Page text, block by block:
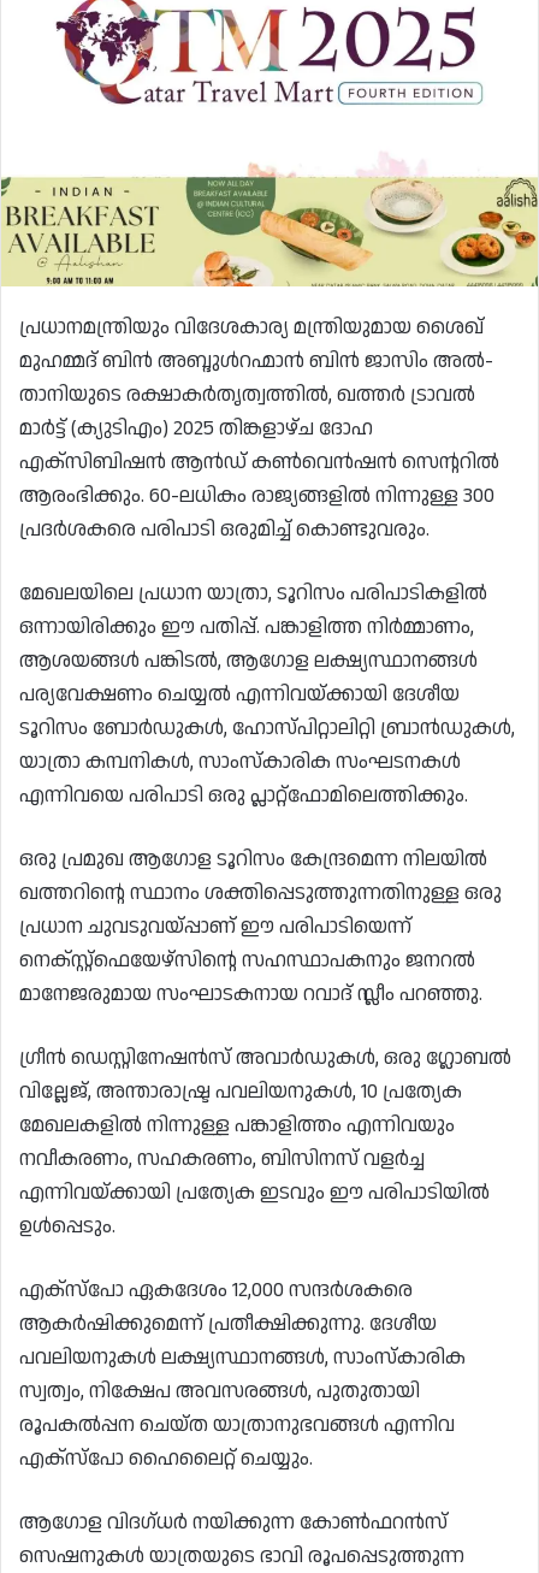
പ്രധാനമന്ത്രിയും വിദേശകാര്യ മന്ത്രിയുമായ ശൈഖ്
മുഹമ്മദ് ബിൻ അബ്ദുൾറഹ്മാൻ ബിൻ ജാസിം അൽ-
താനിയുടെ രക്ഷാകർതൃത്വത്തിൽ, ഖത്തർ ട്രാവൽ
മാർട്ട് (ക്യുടിഎം) 2025 തിങ്കളാഴ്ച ദോഹ
എക്സിബിഷൻ ആൻഡ് കൺവെൻഷൻ സെന്ററിൽ
ആരംഭിക്കും. 60-ലധികം രാജ്യങ്ങളിൽ നിന്നുള്ള 300
പ്രദർശകരെ പരിപാടി ഒരുമിച്ച് കൊണ്ടുവരും.
മേഖലയിലെ പ്രധാന യാത്രാ, ടൂറിസം പരിപാടികളിൽ
ഒന്നായിരിക്കും ഈ പതിപ്പ്. പങ്കാളിത്ത നിർമ്മാണം,
ആശയങ്ങൾ പങ്കിടൽ, ആഗോള ലക്ഷ്യസ്ഥാനങ്ങൾ
പര്യവേക്ഷണം ചെയ്യൽ എന്നിവയ്ക്കായി ദേശീയ
ടൂറിസം ബോർഡുകൾ, ഹോസ്പിറ്റാലിറ്റി ബ്രാൻഡുകൾ,
യാത്രാ കമ്പനികൾ, സാംസ്കാരിക സംഘടനകൾ
എന്നിവയെ പരിപാടി ഒരു പ്ലാറ്റ്‌ഫോമിലെത്തിക്കും.
ഒരു പ്രമുഖ ആഗോള ടൂറിസം കേന്ദ്രമെന്ന നിലയിൽ
ഖത്തറിന്റെ സ്ഥാനം ശക്തിപ്പെടുത്തുന്നതിനുള്ള ഒരു
പ്രധാന ചുവടുവയ്പ്പാണ് ഈ പരിപാടിയെന്ന്
നെക്സ്റ്റ്ഫെയേഴ്സിന്റെ സഹസ്ഥാപകനും ജനറൽ
മാനേജരുമായ സംഘാടകനായ റവാദ് സ്ലീം പറഞ്ഞു.
ഗ്രീൻ ഡെസ്റ്റിനേഷൻസ് അവാർഡുകൾ, ഒരു ഗ്ലോബൽ
വില്ലേജ്, അന്താരാഷ്ട്ര പവലിയനുകൾ, 10 പ്രത്യേക
മേഖലകളിൽ നിന്നുള്ള പങ്കാളിത്തം എന്നിവയും
നവീകരണം, സഹകരണം, ബിസിനസ് വളർച്ച
എന്നിവയ്ക്കായി പ്രത്യേക ഇടവും ഈ പരിപാടിയിൽ
ഉൾപ്പെടും.
എക്സ്പോ ഏകദേശം 12,000 സന്ദർശകരെ
ആകർഷിക്കുമെന്ന് പ്രതീക്ഷിക്കുന്നു. ദേശീയ
പവലിയനുകൾ ലക്ഷ്യസ്ഥാനങ്ങൾ, സാംസ്കാരിക
സ്വത്വം, നിക്ഷേപ അവസരങ്ങൾ, പുതുതായി
രൂപകൽപ്പന ചെയ്ത യാത്രാനുഭവങ്ങൾ എന്നിവ
എക്‌സ്‌പോ ഹൈലൈറ്റ് ചെയ്യും.
ആഗോള വിദഗ്ധർ നയിക്കുന്ന കോൺഫറൻസ്
സെഷനുകൾ യാത്രയുടെ ഭാവി രൂപപ്പെടുത്തുന്ന